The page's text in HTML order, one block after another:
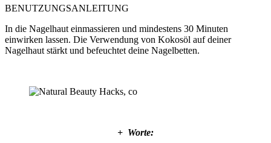
BENUTZUNGSANLEITUNG
In die Nagelhaut einmassieren und mindestens 30 Minuten
einwirken lassen. Die Verwendung von Kokosöl auf deiner
Nagelhaut stärkt und befeuchtet deine Nagelbetten.
+ Worte: